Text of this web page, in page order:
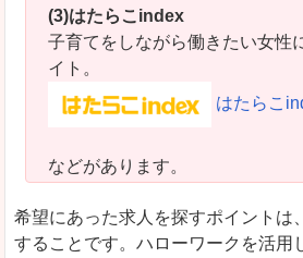
(3)はたらこindex
子育てをしながら働きたい女性
イト。
はたらこ
などがあります。
希望にあった求人を探すポイントは
することです。ハローワークを活用